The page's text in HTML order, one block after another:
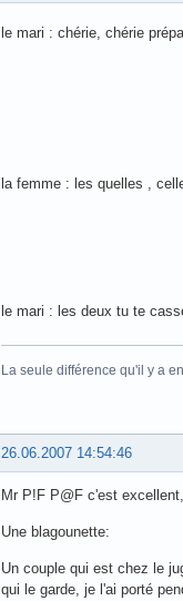
le mari : chérie, chérie
la femme : les quelles ,
le mari : les deux tu te
La seule différence qu'il y a
26.06.2007 14:54:46
Mr P!F P@F c'est
Une blagounette:
Un couple qui est chez le
qui le garde, je l'ai porté